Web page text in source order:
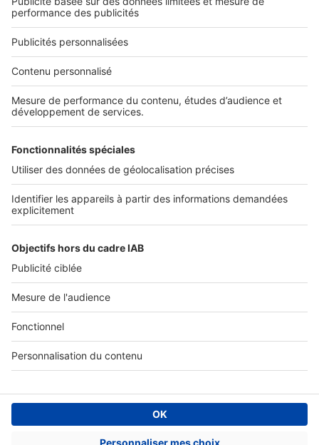
Services pro
Accès client
Informations légales
Politique Générale de Protection des Données
Charte éditeur
Paramétrer mes cookies
Digital Classifieds France SAS © 2024 - all rights